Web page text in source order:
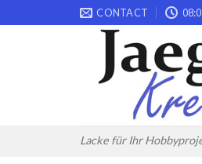
to
CONTACT
Lacke für Ihr